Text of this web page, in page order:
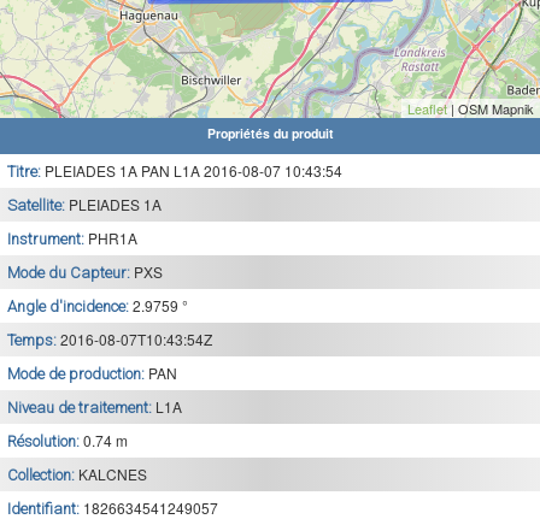
Leaflet| OSM Mapnik
Propriétés du produit
Titre: PLEIADES 1A PAN L1A 2016-08-07 10:43:54
Satellite: PLEIADES 1A
Instrument: PHR1A
Mode du Capteur: PXS
Angle d'incidence: 2.9759 °
Temps: 2016-08-07T10:43:54Z
Mode de production: PAN
Niveau de traitement: L1A
Résolution: 0.74 m
Collection: KALCNES
Identifiant: 1826634541249057